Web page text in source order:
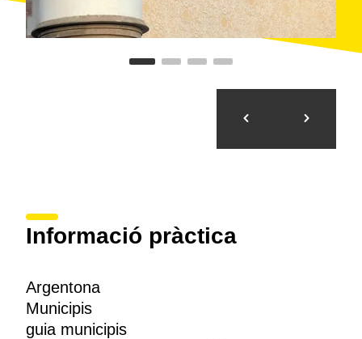
Informació pràctica
Argentona
Municipis
guia municipis